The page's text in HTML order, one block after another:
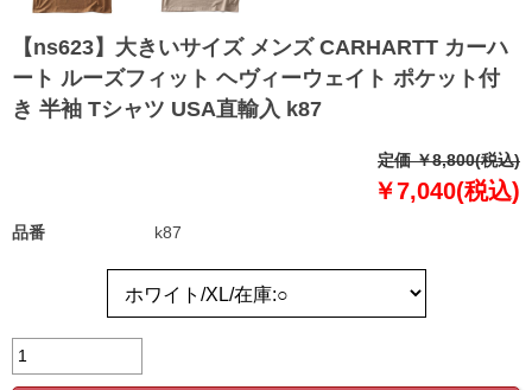
【ns623】大きいサイズ メンズ CARHARTT カーハ
ート ルーズフィット ヘヴィーウェイト ポケット付
き 半袖 Tシャツ USA直輸入 k87
定価 ￥8,800(税込)
￥7,040(税込)
品番 k87